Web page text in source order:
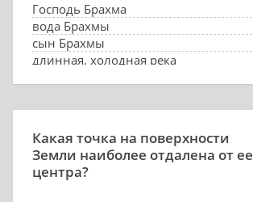
Господь Брахма
вода Брахмы
сын Брахмы
длинная, холодная река
Какая точка на поверхности
Земли наиболее отдалена от ее
центра?